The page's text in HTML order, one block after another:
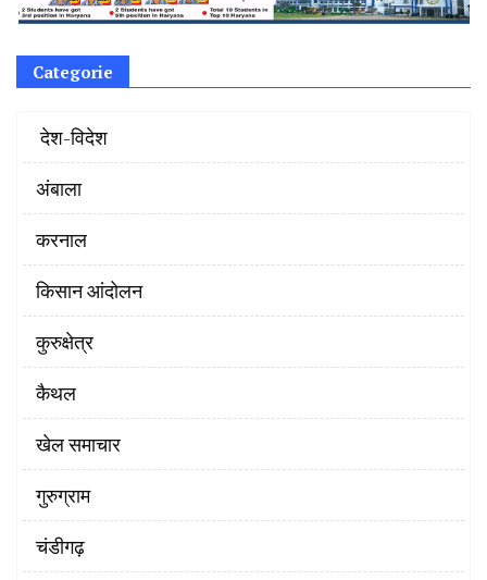
Categorie
‌ देश-विदेश
अंबाला
करनाल
किसान आंदोलन
कुरुक्षेत्र
कैथल
खेल समाचार
गुरुग्राम
चंडीगढ़